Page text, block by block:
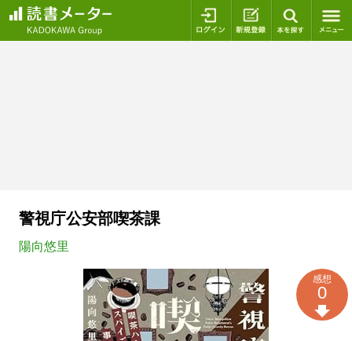
ログイン 新規登録
警視庁公安部喫茶課
陽向悠里
感想
0